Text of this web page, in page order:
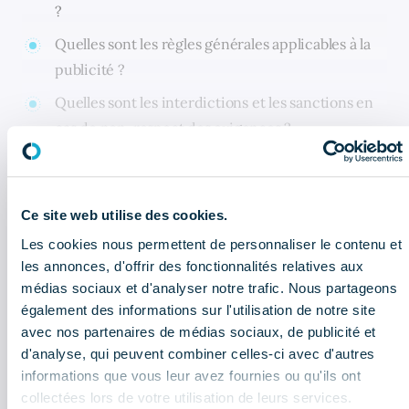
Ce site web utilise des cookies.
Les cookies nous permettent de personnaliser le contenu et
les annonces, d'offrir des fonctionnalités relatives aux
médias sociaux et d'analyser notre trafic. Nous partageons
également des informations sur l'utilisation de notre site
avec nos partenaires de médias sociaux, de publicité et
d'analyse, qui peuvent combiner celles-ci avec d'autres
informations que vous leur avez fournies ou qu'ils ont
collectées lors de votre utilisation de leurs services.
?
Quelles sont les règles générales applicables à la
publicité ?
Quelles sont les interdictions et les sanctions en
cas de non-respect des exigences ?
CELA PEUT AUSSI VOUS INTÉRESSER
Newsletter réglementaire - Juillet :
Bulletin économique : que retenir
du 2ème trimestre 2026 ?